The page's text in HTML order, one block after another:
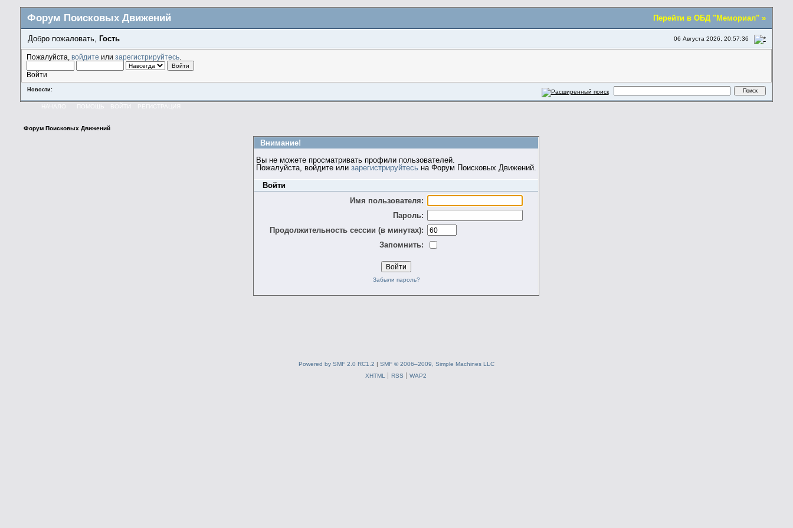
Перейти в ОБД "Мемориал" »
Форум Поисковых Движений
06 Августа 2026, 20:57:36
Добро пожаловать, Гость
Пожалуйста, войдите или зарегистрируйтесь.
Войти
Новости:
НАЧАЛО ПОМОЩЬ ВОЙТИ РЕГИСТРАЦИЯ
Форум Поисковых Движений
Внимание!
Вы не можете просматривать профили пользователей.
Пожалуйста, войдите илизарегистрируйтесь на Форум Поисковых Движений.
Войти
Имя пользователя:
Пароль:
Продолжительность сессии (в минутах):
Запомнить:
Забыли пароль?
Powered by SMF 2.0 RC1.2 | SMF © 2006–2009, Simple Machines LLC
XHTML
RSS WAP2